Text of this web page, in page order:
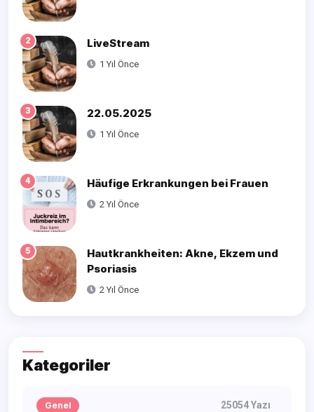
2 LiveStream
1 Yıl Önce
3 22.05.2025
1 Yıl Önce
4 Häufige Erkrankungen bei Frauen
2 Yıl Önce
5
Hautkrankheiten: Akne, Ekzem und
Psoriasis
2 Yıl Önce
Kategoriler
Genel 25054 Yazı